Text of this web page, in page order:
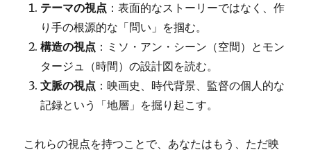
テーマの視点 ：表面的なストーリーではなく、作
り手の根源的な「問い」を掴む。
構造の視点 ：ミソ・アン・シーン（空間）とモン
タージュ（時間）の設計図を読む。
文脈の視点 ：映画史、時代背景、監督の個人的な
記録という「地層」を掘り起こす。
これらの視点を持つことで、あなたはもう、ただ映